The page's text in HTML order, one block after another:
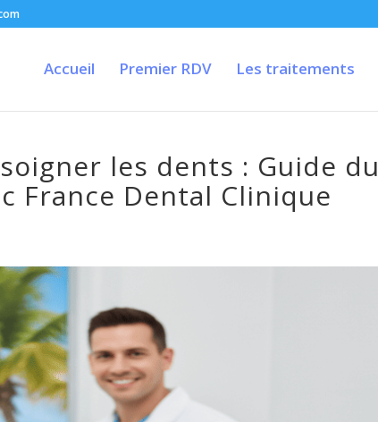
Accueil Premier RDV Les traitements
les dents : Guide du
France Dental Clinique